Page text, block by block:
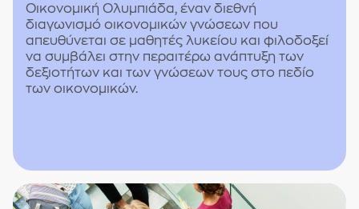
Οικονομική Ολυμπιάδα, έναν διεθνή
διαγωνισμό οικονομικών γνώσεων που
απευθύνεται σε μαθητές λυκείου και φιλοδοξεί
να συμβάλει στην περαιτέρω ανάπτυξη των
δεξιοτήτων και των γνώσεων τους στο πεδίο
των οικονομικών.